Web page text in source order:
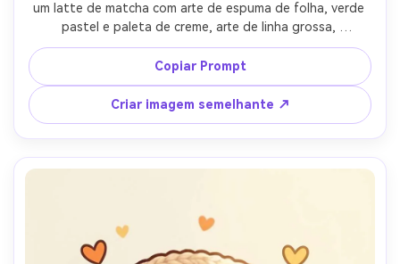
um latte de matcha com arte de espuma de folha, verde
pastel e paleta de creme, arte de linha grossa,
sombreamento suave, bochechas rosadas e olhos
brilhantes, adereços de balcão de café simples, estética
acolhedora, estilo de ilustração fofo polido, lente de
85mm, profundidade de campo rasa, iluminação
cinematográfica suave-AR 4:5
Copiar Prompt
Criar imagem semelhante ↗